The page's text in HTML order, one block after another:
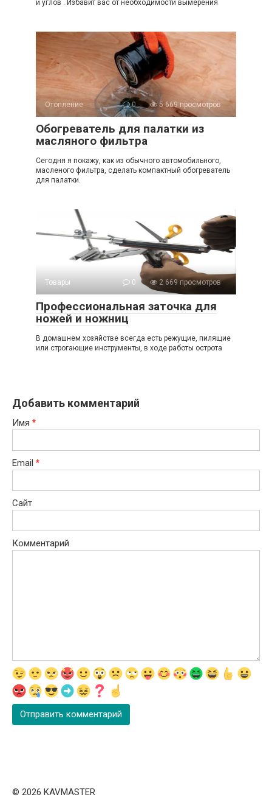
и углов . Избавит вас от необходимости вымерения
Отопление 0 5 669 просмотров
Обогреватель для палатки из
масляного фильтра
Сегодня я покажу, как из обычного автомобильного,
масленого фильтра, сделать компактный обогреватель
для палатки.
Товары 0 2 669 просмотров
Профессиональная заточка для
ножей и ножниц
В домашнем хозяйстве всегда есть режущие, пилящие
или строгающие инструменты, в ходе работы острота
Добавить комментарий
Имя *
Email *
Сайт
Комментарий
© 2026 KAVMASTER